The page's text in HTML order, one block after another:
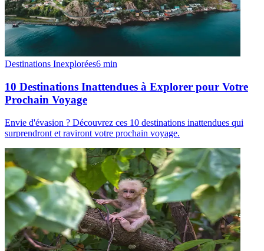
Destinations Inexplorées6 min
10 Destinations Inattendues à Explorer pour Votre
Prochain Voyage
Envie d'évasion ? Découvrez ces 10 destinations inattendues qui
surprendront et raviront votre prochain voyage.